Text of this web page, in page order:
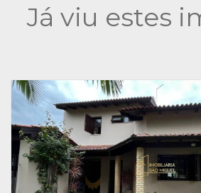
Já viu estes